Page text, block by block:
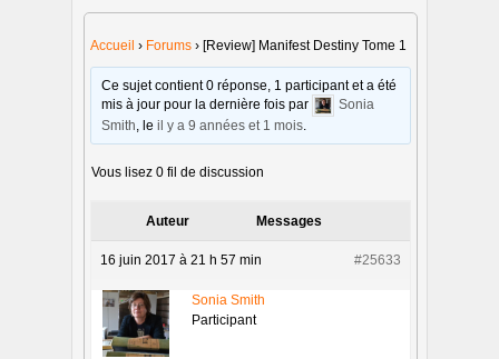
Accueil › Forums › [Review] Manifest Destiny Tome 1
Ce sujet contient 0 réponse, 1 participant et a été
mis à jour pour la dernière fois par
Sonia
Smith , leil y a 9 années et 1 mois
Vous lisez 0 fil de discussion
Auteur Messages
16 juin 2017 à 21 h 57 min #25633
Sonia Smith
Participant